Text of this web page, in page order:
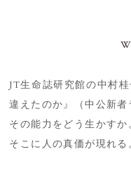
JT生命誌研究館の中村
違えたのか』（中公新
その能力をどう生かすか
そこに人の真価が現れる